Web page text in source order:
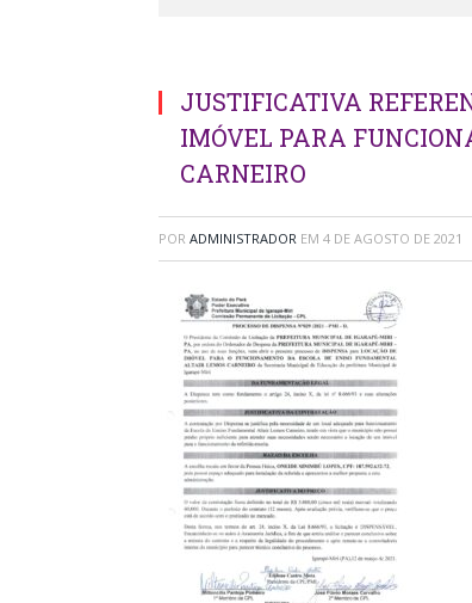
JUSTIFICATIVA
IMÓVEL PARA
CARNEIRO
POR ADMINISTRADOR EM 4 DE AGOSTO DE 2021